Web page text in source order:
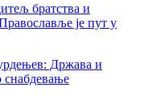
братства и
је пут у
Држава и